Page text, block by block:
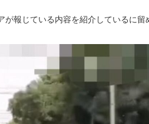
報じている内容を紹介しているに留